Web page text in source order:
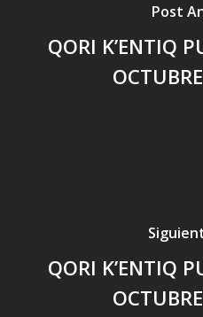
Post
QORI K’ENTIQ
QORI K’ENTIQ